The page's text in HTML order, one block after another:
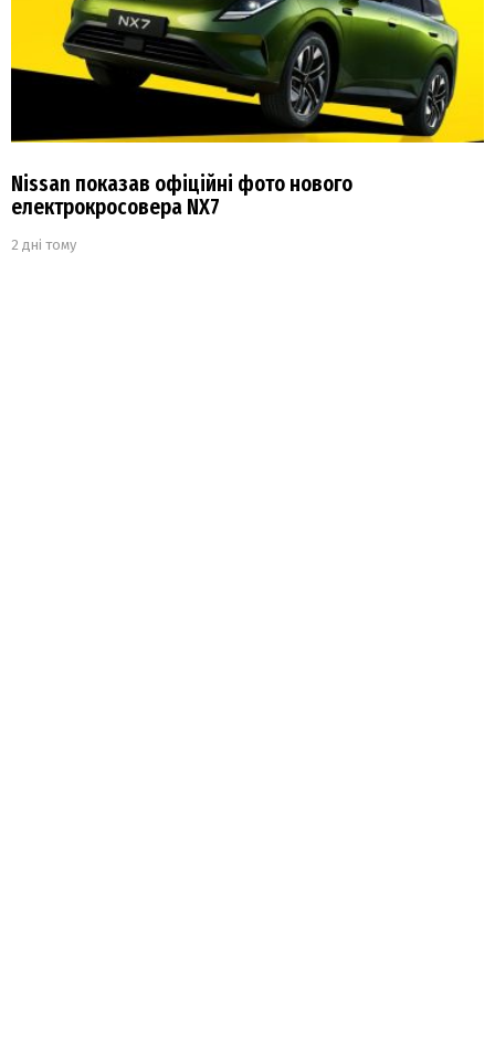
Nissan показав офіційні фото нового
електрокросовера NX7
2 дні тому